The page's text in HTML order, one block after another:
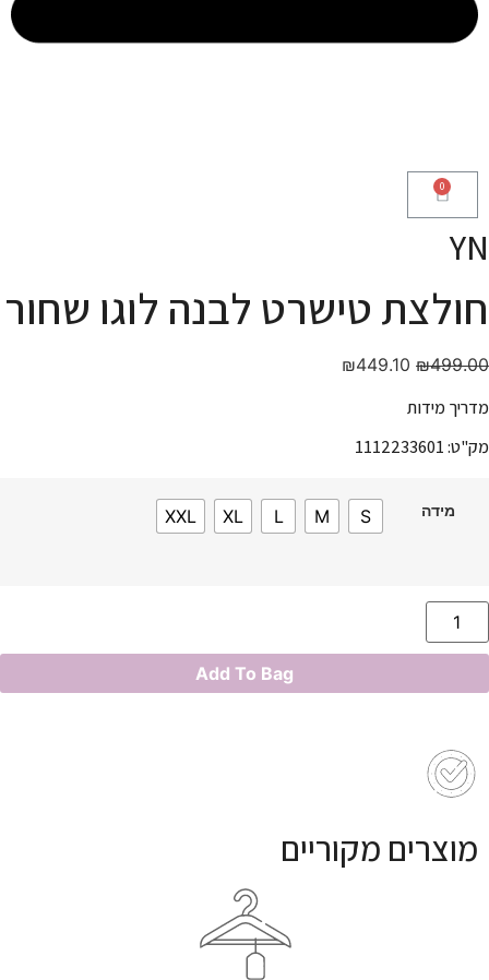
YN
חולצת טישרט לבנה לוגו שחור
₪499.00
₪449.10
מדריך מידות
מק"ט: 1112233601
מידה S
M
L
XL
XXL
Add To Bag
מוצרים מקוריים